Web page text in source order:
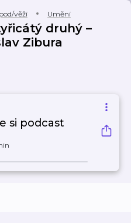
věží Umění
druhý –
Zibura
si podcast